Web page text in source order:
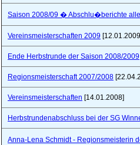
Saison 2008/09 � Abschlu�berichte
Vereinsmeisterschaften 2009
Ende Herbstrunde der Saison 2008/2009
Regionsmeisterschaft 2007/2008
Vereinsmeisterschaften [14.01.2008]
Herbstrundenabschluss bei der SG
Anna-Lena Schmidt - Regionsmeisterin